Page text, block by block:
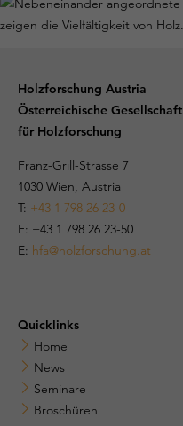
Holzforschung Austria
Österreichische Gesellschaft
für Holzforschung
Franz-Grill-Strasse 7
1030 Wien, Austria
T: +43 1 798 26 23-0
​​F: +43 1 798 26 23-50
E: hfa@holzforschung.at
Quicklinks
Home
News
Seminare
Broschüren